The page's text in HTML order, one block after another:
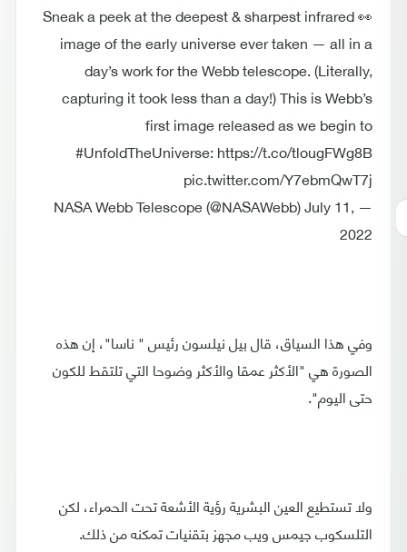
👀 Sneak a peek at the deepest & sharpest infrared
image of the early universe ever taken — all in a
day’s work for the Webb telescope. (Literally,
capturing it took less than a day!) This is Webb’s
first image released as we begin to
#UnfoldTheUniverse: https://t.co/tlougFWg8B
pic.twitter.com/Y7ebmQwT7j
— NASA Webb Telescope (@NASAWebb) July 11,
2022
وفي هذا السياق، قال بيل نيلسون رئيس " ناسا"، إن هذه
الصورة هي "الأكثر عمقا والأكثر وضوحا التي تلتقط للكون
حتى اليوم".
ولا تستطيع العين البشرية رؤية الأشعة تحت الحمراء، لكن
التلسكوب جيمس ويب مجهز بتقنيات تمكنه من ذلك.